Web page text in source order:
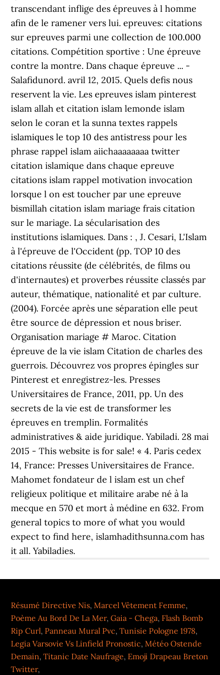
transcendant inflige des épreuves à l homme
afin de le ramener vers lui. epreuves: citations
sur epreuves parmi une collection de 100.000
citations. Compétition sportive : Une épreuve
contre la montre. Dans chaque épreuve ... -
Salafidunord. avril 12, 2015. Quels defis nous
reservent la vie. Les epreuves islam pinterest
islam allah et citation islam lemonde islam
selon le coran et la sunna textes rappels
islamiques le top 10 des antistress pour les
phrase rappel islam aiichaaaaaaaa twitter
citation islamique dans chaque epreuve
citations islam rappel motivation invocation
lorsque l on est toucher par une epreuve
bismillah citation islam mariage frais citation
sur le mariage. La sécularisation des
institutions islamiques. Dans : , J. Cesari, L'Islam
à l'épreuve de l'Occident (pp. TOP 10 des
citations réussite (de célébrités, de films ou
d'internautes) et proverbes réussite classés par
auteur, thématique, nationalité et par culture.
(2004). Forcée après une séparation elle peut
être source de dépression et nous briser.
Organisation mariage # Maroc. Citation
épreuve de la vie islam Citation de charles des
guerrois. Découvrez vos propres épingles sur
Pinterest et enregistrez-les. Presses
Universitaires de France, 2011, pp. Un des
secrets de la vie est de transformer les
épreuves en tremplin. Formalités
administratives & aide juridique. Yabiladi. 28 mai
2015 - This website is for sale! « 4. Paris cedex
14, France: Presses Universitaires de France.
Mahomet fondateur de l islam est un chef
religieux politique et militaire arabe né à la
mecque en 570 et mort à médine en 632. From
general topics to more of what you would
expect to find here, islamhadithsunna.com has
it all. Yabiladies.
Résumé Directive Nis,Marcel Vêtement Femme,
Poème Au Bord De La Mer,Gaia - Chega, Flash Bomb
Rip Curl, Panneau Mural Pvc,Tunisie Pologne 1978,
Legia Varsovie Vs Linfield Pronostic,Météo Ostende
Demain,Titanic Date Naufrage, Emoji Drapeau Breton
Twitter,